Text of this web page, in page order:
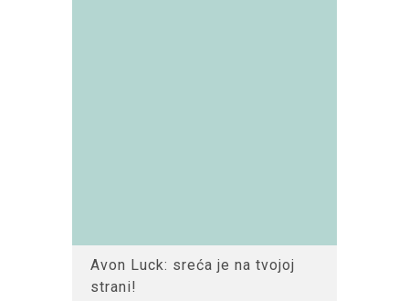
Avon Luck: sreća je na tvojoj
strani!